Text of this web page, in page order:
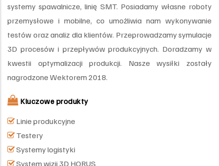
systemy spawalnicze, linię SMT. Posiadamy własne roboty
przemysłowe i mobilne, co umożliwia nam wykonywanie
testów oraz analiz dla klientów. Przeprowadzamy symulacje
3D procesów i przepływów produkcyjnych. Doradzamy w
kwestii optymalizacji produkcji. Nasze wysiłki zostały
nagrodzone Wektorem 2018.
Kluczowe produkty
Linie produkcyjne
Testery
Systemy logistyki
System wizji 3D HORUS